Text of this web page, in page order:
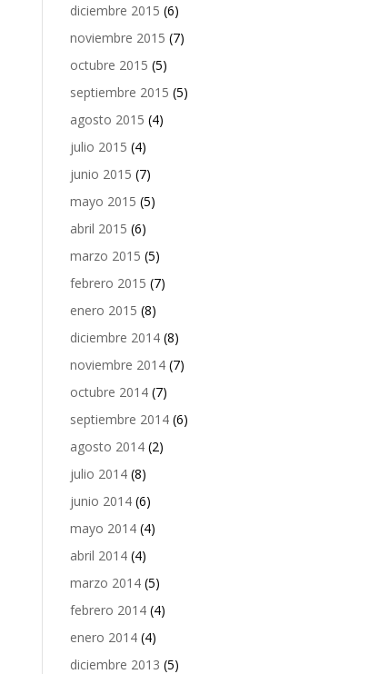
diciembre 2015 (6)
noviembre 2015 (7)
octubre 2015 (5)
septiembre 2015 (5)
agosto 2015 (4)
julio 2015 (4)
junio 2015 (7)
mayo 2015 (5)
abril 2015 (6)
marzo 2015 (5)
febrero 2015 (7)
enero 2015 (8)
diciembre 2014 (8)
noviembre 2014 (7)
octubre 2014 (7)
septiembre 2014 (6)
agosto 2014 (2)
julio 2014 (8)
junio 2014 (6)
mayo 2014 (4)
abril 2014 (4)
marzo 2014 (5)
febrero 2014 (4)
enero 2014 (4)
diciembre 2013 (5)